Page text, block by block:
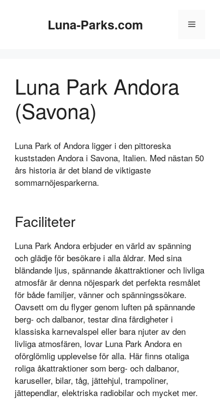
Luna-Parks.com Meny
Luna Park Andora
(Savona)
Luna Park of Andora ligger i den pittoreska
kuststaden Andora i Savona, Italien. Med nästan 50
års historia är det bland de viktigaste
sommarnöjesparkerna.
Faciliteter
Luna Park Andora erbjuder en värld av spänning
och glädje för besökare i alla åldrar. Med sina
bländande ljus, spännande åkattraktioner och livliga
atmosfär är denna nöjespark det perfekta resmålet
för både familjer, vänner och spänningssökare.
Oavsett om du flyger genom luften på spännande
berg- och dalbanor, testar dina färdigheter i
klassiska karnevalspel eller bara njuter av den
livliga atmosfären, lovar Luna Park Andora en
oförglömlig upplevelse för alla. Här finns otaliga
roliga åkattraktioner som berg- och dalbanor,
karuseller, bilar, tåg, jättehjul, trampoliner,
jättependlar, elektriska radiobilar och mycket mer.